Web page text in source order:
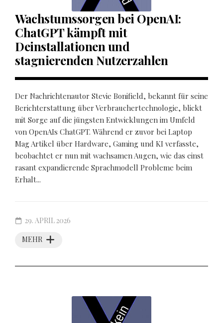
Wachstumssorgen bei OpenAI:
ChatGPT kämpft mit
Deinstallationen und
stagnierenden Nutzerzahlen
Der Nachrichtenautor Stevie Bonifield, bekannt für seine
Berichterstattung über Verbrauchertechnologie, blickt
mit Sorge auf die jüngsten Entwicklungen im Umfeld
von OpenAIs ChatGPT. Während er zuvor bei Laptop
Mag Artikel über Hardware, Gaming und KI verfasste,
beobachtet er nun mit wachsamen Augen, wie das einst
rasant expandierende Sprachmodell Probleme beim
Erhalt...
MEHR
29. APRIL 2026